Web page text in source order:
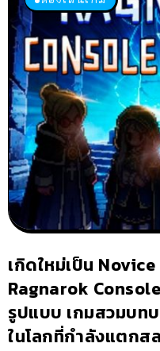
เกิดใหม่เป็น
Ragnarok
รูปแบบ เกมสวมบท
ในโลกที่กำลังแตกส